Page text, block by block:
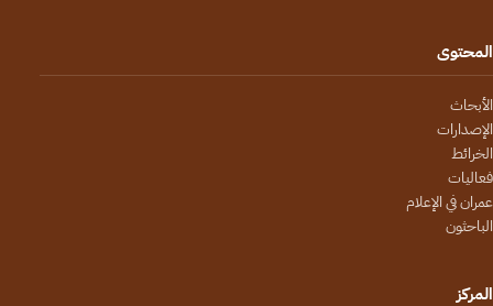
المحتوى
الأبحاث
الإصدارات
الخرائط
فعاليات
عمران في الإعلام
الباحثون
المركز